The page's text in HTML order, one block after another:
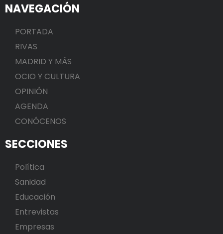
NAVEGACIÓN
PORTADA
RIVAS
MADRID Y MÁS
OCIO Y CULTURA
OPINIÓN
AGENDA
CONÓCENOS
SECCIONES
Política
Sanidad
Educación
Entrevistas
Empresas